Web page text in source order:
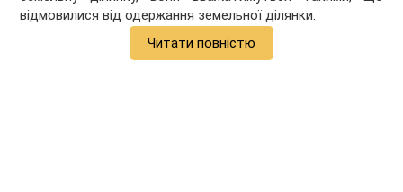
відмовилися від одержання земельної ділянки.
Читати повністю